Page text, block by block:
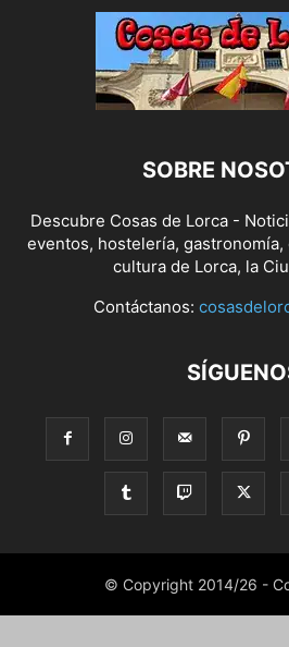
SOBRE
Descubre Cosas de Lorca -
eventos, hostelería,
cultura de Lorca, la
Contáctanos:
© Copyright 2014/26 -